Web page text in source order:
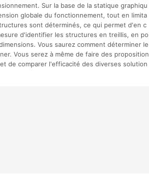
Sur la base de la statique graphiqu
globale du fonctionnement, tout en limita
sont déterminés, ce qui permet d'en c
d'identifier les structures en treillis, en po
Vous saurez comment déterminer le
Vous serez à même de faire des proposition
de comparer l'efficacité des diverses solution